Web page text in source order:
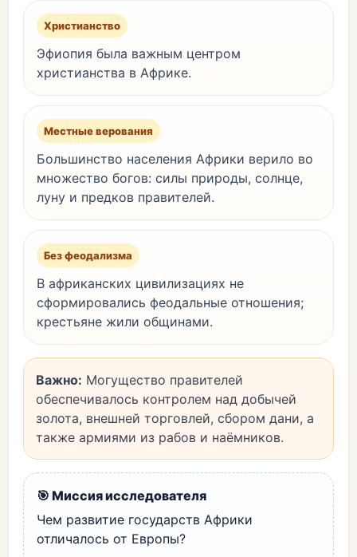
Христианство
Эфиопия была важным центром
христианства в Африке.
Местные верования
Большинство населения Африки верило во
множество богов: силы природы, солнце,
луну и предков правителей.
Без феодализма
В африканских цивилизациях не
сформировались феодальные отношения;
крестьяне жили общинами.
Важно: Могущество правителей
обеспечивалось контролем над добычей
золота, внешней торговлей, сбором дани, а
также армиями из рабов и наёмников.
🎯 Миссия исследователя
Чем развитие государств Африки
отличалось от Европы?